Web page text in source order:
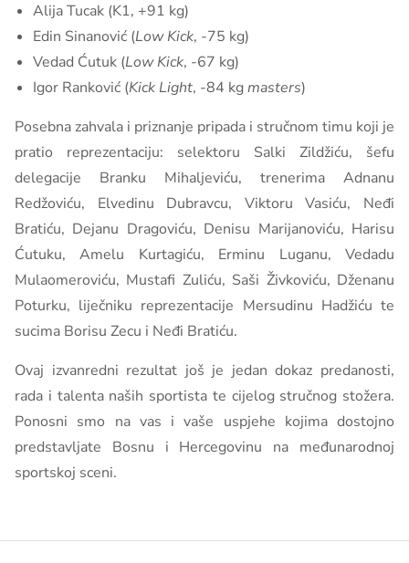
Alija Tucak (K1, +91 kg)
Edin Sinanović (Low Kick, -75 kg)
Vedad Ćutuk (Low Kick, -67 kg)
Igor Ranković (Kick Light, -84 kgmasters)
Posebna zahvala i priznanje pripada i stručnom timu koji je
pratio reprezentaciju: selektoru Salki Zildžiću, šefu
delegacije Branku Mihaljeviću, trenerima Adnanu
Redžoviću, Elvedinu Dubravcu, Viktoru Vasiću, Neđi
Bratiću, Dejanu Dragoviću, Denisu Marijanoviću, Harisu
Ćutuku, Amelu Kurtagiću, Erminu Luganu, Vedadu
Mulaomeroviću, Mustafi Zuliću, Saši Živkoviću, Dženanu
Poturku, liječniku reprezentacije Mersudinu Hadžiću te
sucima Borisu Zecu i Neđi Bratiću.
Ovaj izvanredni rezultat još je jedan dokaz predanosti,
rada i talenta naših sportista te cijelog stručnog stožera.
Ponosni smo na vas i vaše uspjehe kojima dostojno
predstavljate Bosnu i Hercegovinu na međunarodnoj
sportskoj sceni.